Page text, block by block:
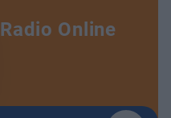
Radio Online